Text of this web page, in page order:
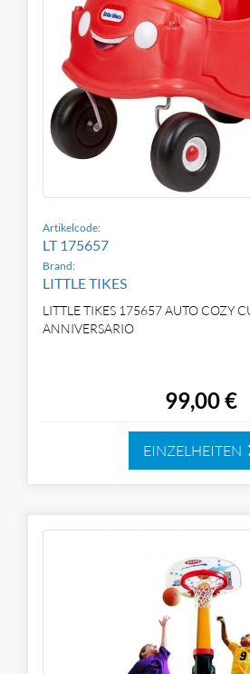
Artikelcode:
LT 175657
Brand:
LITTLE TIKES
LITTLE TIKES 175657 AUTO COZY
ANNIVERSARIO
99,00 €
EINZELHEITEN